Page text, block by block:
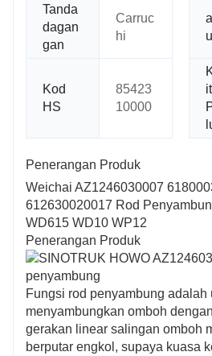
Tanda
dagan
gan
Carruc
hi
Kod
HS
85423
10000
Penerangan Produk
Weichai AZ1246030007
612630020017 Rod
WD615 WD10 WP12
Penerangan Produk
Fungsi rod penyambung adalah
menyambungkan omboh
gerakan linear salingan omboh
berputar engkol, supaya kuasa